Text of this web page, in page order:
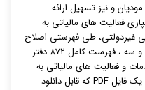
و نیز تسهیل ارائه
فعالیت های مالیاتی به
غیردولتی، طی فهرستی اصلاح
شده به تاریخ دوم بهمن یک هزار و چهارصد و سه ، فهرست کامل 872 دفتر
و فعالیت های مالیاتی به
در قالب یک فایل PDF که قابل دانلود